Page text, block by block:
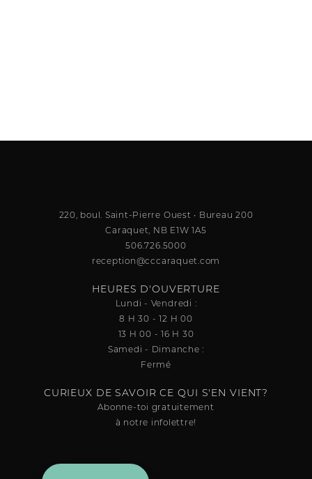
220, boul. Saint-Pierre Ouest • Bureau 200
Caraquet, NB E1W 1A5
506.726.5000
reception@cccaraquet.com
HEURES D'OUVERTURE
Lundi - Vendredi :
8 H 30 - 12 H 00
13 H 00 - 16 H 30
Samedi - Dimanche :
Fermé
CURIEUX DE SAVOIR CE QUI S'EN VIENT?
Abonne-toi gratuitement
à notre infolettre!